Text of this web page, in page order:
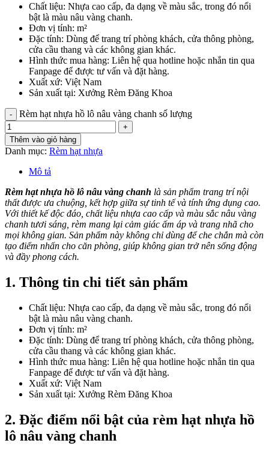
Chất liệu: Nhựa cao cấp, đa dạng về màu sắc, trong đó nổi
bật là màu nâu vàng chanh.
Đơn vị tính: m²
Đặc tính: Dùng để trang trí phòng khách, cửa thông phòng,
cửa cầu thang và các không gian khác.
Hình thức mua hàng: Liên hệ qua hotline hoặc nhắn tin qua
Fanpage để được tư vấn và đặt hàng.
Xuất xứ: Việt Nam
Sản xuất tại: Xưởng Rèm Đăng Khoa
Rèm hạt nhựa hồ lô nâu vàng chanh số lượng
Thêm vào giỏ hàng
Danh mục: Rèm hạt nhựa
Mô tả
Rèm hạt nhựa hồ lô nâu vàng chanh là sản phẩm trang trí nội
thất được ưa chuộng, kết hợp giữa sự tinh tế và tính ứng dụng cao.
Với thiết kế độc đáo, chất liệu nhựa cao cấp và màu sắc nâu vàng
chanh tươi sáng, rèm mang lại cảm giác ấm áp và trang nhã cho
mọi không gian. Sản phẩm này không chỉ dùng để che chắn mà còn
tạo điểm nhấn cho căn phòng, giúp không gian trở nên sống động
và đầy phong cách.
1. Thông tin chi tiết sản phẩm
Chất liệu: Nhựa cao cấp, đa dạng về màu sắc, trong đó nổi
bật là màu nâu vàng chanh.
Đơn vị tính: m²
Đặc tính: Dùng để trang trí phòng khách, cửa thông phòng,
cửa cầu thang và các không gian khác.
Hình thức mua hàng: Liên hệ qua hotline hoặc nhắn tin qua
Fanpage để được tư vấn và đặt hàng.
Xuất xứ: Việt Nam
Sản xuất tại: Xưởng Rèm Đăng Khoa
2. Đặc điểm nổi bật của rèm hạt nhựa hồ
lô nâu vàng chanh